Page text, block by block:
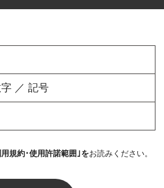
／ 記号
規約･使用許諾範囲｣をお読みください。